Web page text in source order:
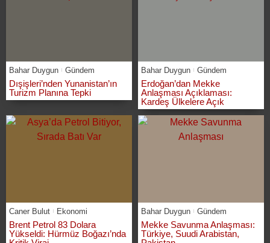
Bahar Duygun Gündem
Dışişleri’nden Yunanistan’ın
Turizm Planına Tepki
Bahar Duygun Gündem
Erdoğan’dan Mekke
Anlaşması Açıklaması:
Kardeş Ülkelere Açık
Caner Bulut Ekonomi
Brent Petrol 83 Dolara
Yükseldi: Hürmüz Boğazı’nda
Bahar Duygun Gündem
Mekke Savunma Anlaşması:
Türkiye, Suudi Arabistan,